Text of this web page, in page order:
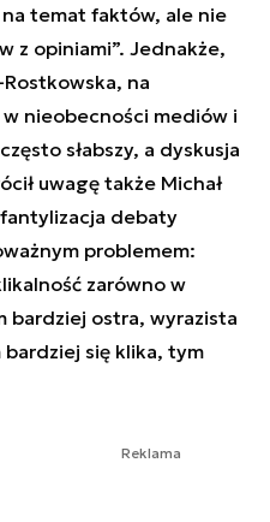
temat faktów, ale nie
z opiniami”. Jednakże,
Rostkowska, na
nieobecności mediów i
słabszy, a dyskusja
uwagę także Michał
debaty
problemem:
zarówno w
bardziej ostra, wyrazista
się klika, tym
Reklama